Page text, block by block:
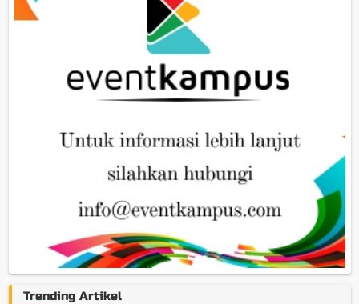
Trending Artikel